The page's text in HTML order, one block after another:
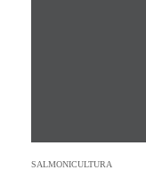
SALMONICULTURA